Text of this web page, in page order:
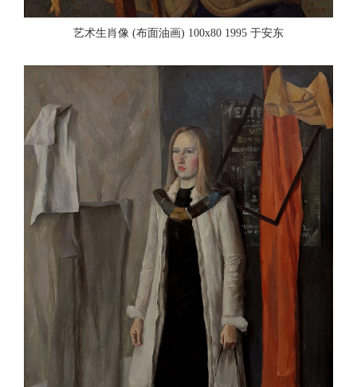
艺术生肖像 (布面油画) 100x80 1995 于安东